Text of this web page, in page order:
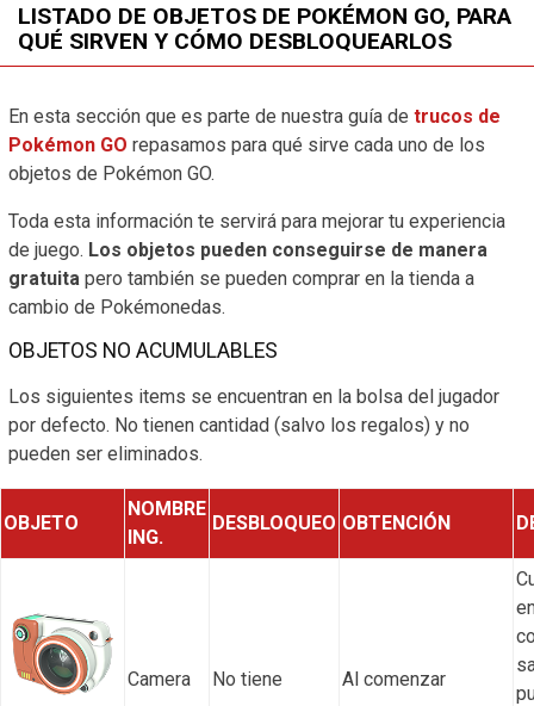
LISTADO DE OBJETOS DE POKÉMON GO, PARA
QUÉ SIRVEN Y CÓMO DESBLOQUEARLOS
En esta sección que es parte de nuestra guía de trucos de
Pokémon GO repasamos para qué sirve cada uno de los
objetos de Pokémon GO.
Toda esta información te servirá para mejorar tu experiencia
de juego. Los objetos pueden conseguirse de manera
gratuita pero también se pueden comprar en la tienda a
cambio de Pokémonedas.
OBJETOS NO ACUMULABLES
Los siguientes items se encuentran en la bolsa del jugador
por defecto. No tienen cantidad (salvo los regalos) y no
pueden ser eliminados.
OBJETO
NOMBRE
ING.
DESBLOQUEO OBTENCIÓN
Camera No tiene Al comenzar